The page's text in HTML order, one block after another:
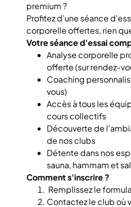
premium ?
Profitez d’une séance
corporelle offertes, rien
Votre séance d'essai
Analyse corporelle
offerte (sur rendez-
Coaching
vous)
Accès à tous les
cours collectifs
Découverte de
de nos clubs
Détente dans nos
sauna, hammam et
Comment s'inscrire ?
Remplissez le
Contactez le club où